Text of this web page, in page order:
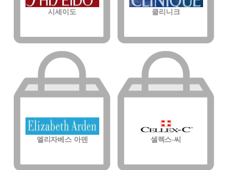
시세이도 클리니크
엘리자베스 아덴 셀렉스-씨